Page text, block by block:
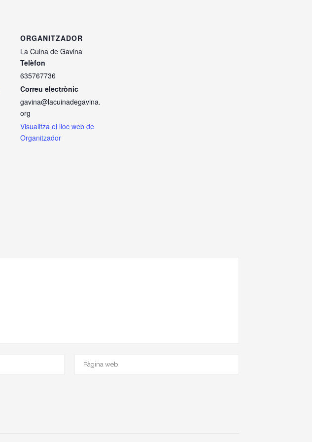
ORGANITZADOR
La Cuina de Gavina
Telèfon
635767736
Correu electrònic
gavina@lacuinadegavina.
org
Visualitza el lloc web de
Organitzador